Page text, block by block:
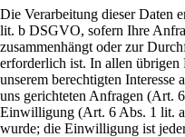
Die Verarbeitung dieser Daten
lit. b DSGVO, sofern Ihre
zusammenhängt oder zur
erforderlich ist. In allen übrigen
unserem berechtigten Interesse
uns gerichteten Anfragen (Art.
Einwilligung (Art. 6 Abs. 1 lit.
wurde; die Einwilligung ist